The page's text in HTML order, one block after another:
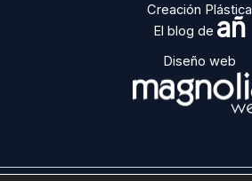
Creación Plástica
El blog de añ
Diseño web